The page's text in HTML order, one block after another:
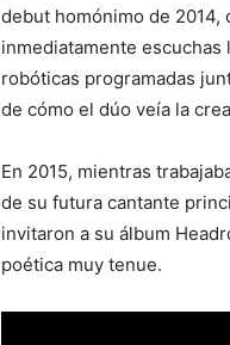
debut homónimo de 2014,
inmediatamente
robóticas programadas
de cómo el dúo veía la
En 2015, mientras
de su futura cantante
invitaron a su álbum
poética muy tenue.